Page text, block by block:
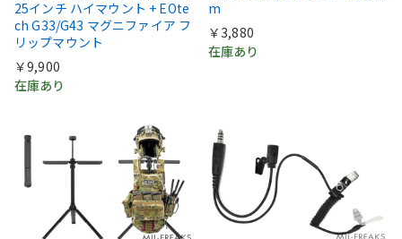
25インチ ハイマウント + EOte
ch G33/G43 マグニファイア フ
リップマウント
￥9,900
在庫あり
m
￥3,880
在庫あり